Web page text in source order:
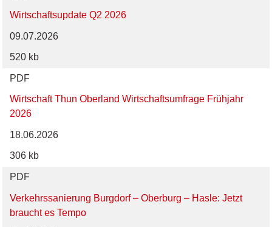
Wirtschaftsupdate Q2 2026
09.07.2026
520 kb
PDF
Wirtschaft Thun Oberland Wirtschaftsumfrage Frühjahr
2026
18.06.2026
306 kb
PDF
Verkehrssanierung Burgdorf – Oberburg – Hasle: Jetzt
braucht es Tempo